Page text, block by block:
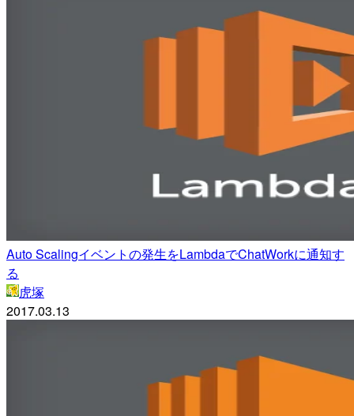
Auto Scalingイベントの発生をLambdaでChatWorkに通知す
る
虎塚
2017.03.13